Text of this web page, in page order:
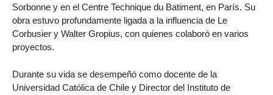
Sorbonne y en el Centre Technique du Batiment, en París. Su
obra estuvo profundamente ligada a la influencia de Le
Corbusier y Walter Gropius, con quienes colaboró en varios
proyectos.
Durante su vida se desempeñó como docente de la
Universidad Católica de Chile y Director del Instituto de